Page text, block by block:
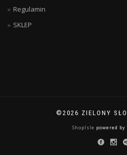
Regulamin
SKLEP
©2026 ZIELONY
ShopIsle powered by